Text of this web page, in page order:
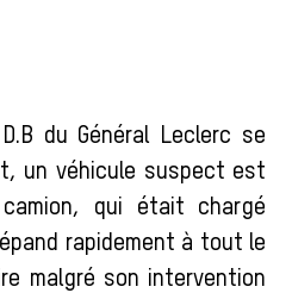
du Général Leclerc se
un véhicule suspect est
qui était chargé
rapidement à tout le
malgré son intervention